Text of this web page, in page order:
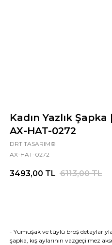
Kadın Yazlık
AX-HAT-0272
DRT TASARIM®
AX-HAT-0272
3493,00 TL 6113,00 TL
- Yumuşak ve tüylü broş
şapka, kış aylarının vazgeçilmez